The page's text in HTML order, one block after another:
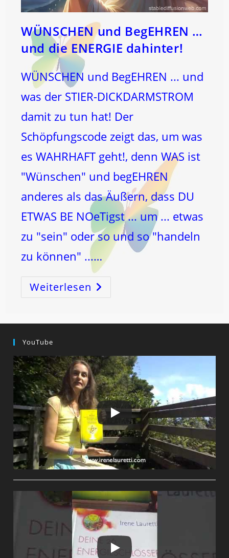
WÜNSCHEN und BegEHREN …
und die ENERGIE dahinter!
WÜNSCHEN und BegEHREN ... und
was der STIER-DICKDARMSTROM
damit zu tun hat! Der
Schöpfungscode zeigt das, um was
es WAHRHAFT geht!, denn WAS ist
"Wünschen" und begEHREN
anderes als das Äußern, dass DU
ETWAS BE NOeTigst ... um ... etwas
zu "sein" oder so und so "handeln
zu können" ...…
Weiterlesen WÜNSCHEN
Und
BegEHREN
YouTube